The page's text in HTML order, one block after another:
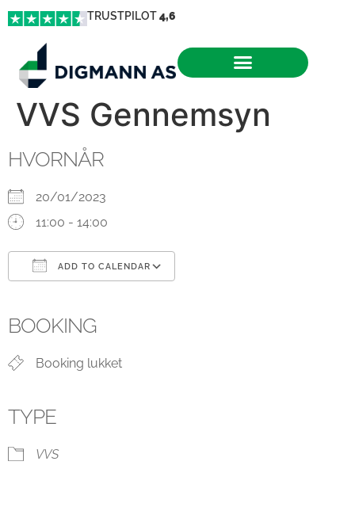
TRUSTPILOT4,6
VVS Gennemsyn
HVORNÅR
20/01/2023
11:00 - 14:00
ADD TO CALENDAR
BOOKING
Booking lukket
TYPE
VVS